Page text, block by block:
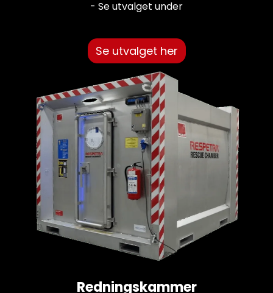
Redningskammer
- Se utvalget under
Se utvalget her